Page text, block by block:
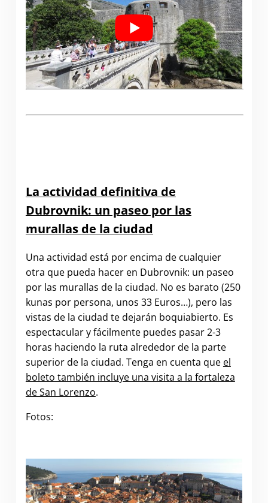
La actividad definitiva de
Dubrovnik: un paseo por las
murallas de la ciudad
Una actividad está por encima de cualquier
otra que pueda hacer en Dubrovnik: un paseo
por las murallas de la ciudad. No es barato (250
kunas por persona, unos 33 Euros…), pero las
vistas de la ciudad te dejarán boquiabierto. Es
espectacular y fácilmente puedes pasar 2-3
horas haciendo la ruta alrededor de la parte
superior de la ciudad. Tenga en cuenta que el
boleto también incluye una visita a la fortaleza
de San Lorenzo.
Fotos: